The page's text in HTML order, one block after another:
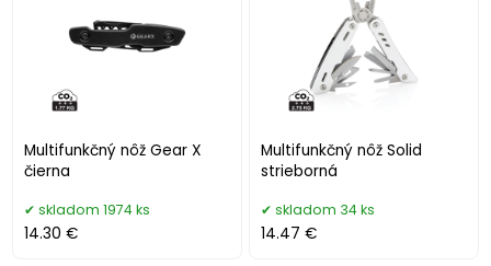
Multifunkčný nôž Gear X
čierna
skladom 1974 ks
14.30 €
Multifunkčný nôž Solid
strieborná
skladom 34 ks
14.47 €